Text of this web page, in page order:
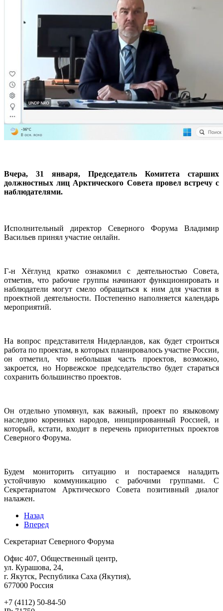
Вчера, 31 января, Председатель Комитета старших
должностных лиц Арктического Совета провел встречу с
наблюдателями.
Исполнительный директор Северного Форума Владимир
Васильев принял участие онлайн.
Г-н Хёглунд кратко ознакомил с деятельностью Совета,
отметив, что рабочие группы начинают функционировать и
наблюдатели могут смело обращаться к ним для участия в
проектной деятельности. Постепенно наполняется календарь
мероприятий.
На вопрос представителя Нидерландов, как будет строиться
работа по проектам, в которых планировалось участие России,
он отметил, что небольшая часть проектов, возможно,
закроется, но Норвежское председательство будет стараться
сохранить большинство проектов.
Он отдельно упомянул, как важный, проект по языковому
наследию коренных народов, инициированный Россией, и
который, кстати, входит в перечень приоритетных проектов
Северного Форума.
Будем мониторить ситуацию и постараемся наладить
устойчивую коммуникацию с рабочими группами. С
Секретариатом Арктического Совета позитивный диалог
налажен.
Назад
Вперед
Секретариат Северного Форума
Офис 407, Общественный центр,
ул. Курашова, 24,
г. Якутск, Республика Саха (Якутия),
677000 Россия
+7 (4112) 50-84-50